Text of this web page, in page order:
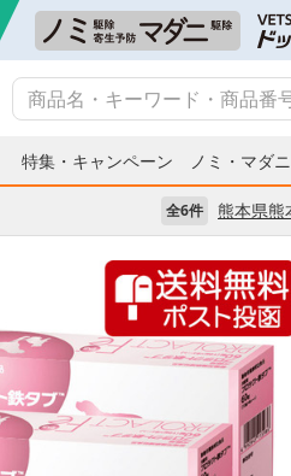
特集・キャンペーン ノミ・マダニ
全6件 熊本県熊